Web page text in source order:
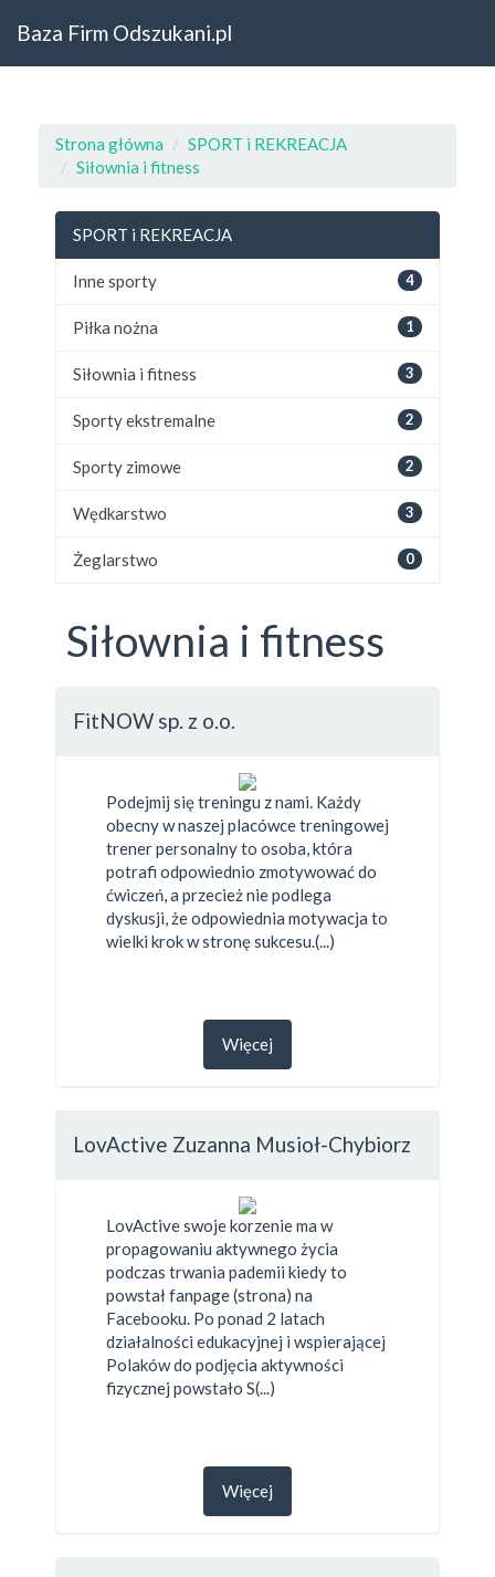
Baza Firm Odszukani.pl
Strona główna
SPORT i REKREACJA
Siłownia i fitness
SPORT i REKREACJA
4
Inne sporty
1
Piłka nożna
3
Siłownia i fitness
2
Sporty ekstremalne
2
Sporty zimowe
3
Wędkarstwo
0
Żeglarstwo
Siłownia i fitness
FitNOW sp. z o.o.
Podejmij się treningu z nami. Każdy
obecny w naszej placówce treningowej
trener personalny to osoba, która
potrafi odpowiednio zmotywować do
ćwiczeń, a przecież nie podlega
dyskusji, że odpowiednia motywacja to
wielki krok w stronę sukcesu.(...)
Więcej
LovActive Zuzanna Musioł-Chybiorz
LovActive swoje korzenie ma w
propagowaniu aktywnego życia
podczas trwania pademii kiedy to
powstał fanpage (strona) na
Facebooku. Po ponad 2 latach
działalności edukacyjnej i wspierającej
Polaków do podjęcia aktywności
fizycznej powstało S(...)
Więcej